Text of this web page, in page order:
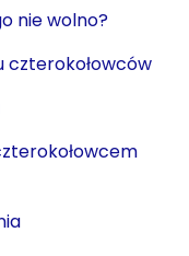
nie wolno?
czterokołowców